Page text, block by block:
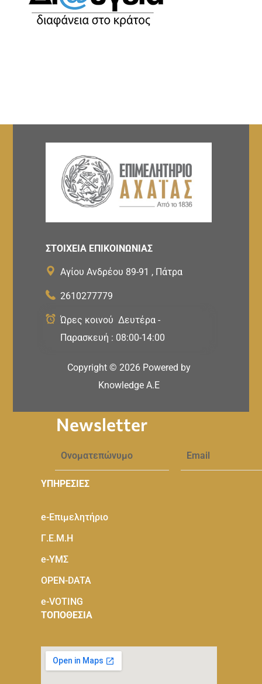
ΣΤΟΙΧΕΙΑ ΕΠΙΚΟΙΝΩΝΙΑΣ
Αγίου Ανδρέου 89-91 , Πάτρα
2610277779
Ώρες κοινού Δευτέρα -
Παρασκευή : 08:00-14:00
Copyright © 2026 Powered by
Knowledge A.E
Newsletter
ΥΠΗΡΕΣΙΕΣ
e-Eπιμελητήριο
Γ.Ε.Μ.Η
e-ΥΜΣ
OPEN-DATA
e-VOTING
ΤΟΠΟΘΕΣΙΑ